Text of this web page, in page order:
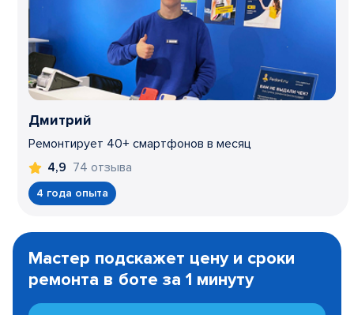
Дмитрий
Ремонтирует 40+ смартфонов в месяц
4,9 74 отзыва
4 года опыта
1
Мастер подскажет цену и сроки
ремонта в боте за 1 минуту